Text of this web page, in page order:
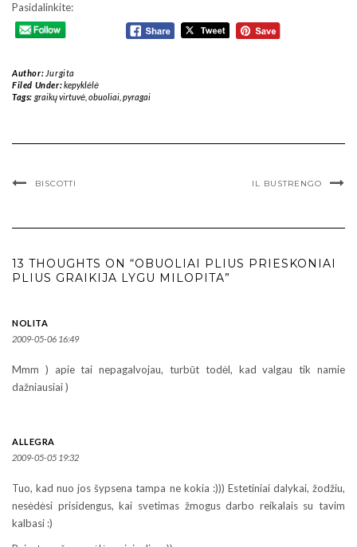
Pasidalinkite:
Author: Jurgita
Filed Under:kepyklėlė
Tags: graikų virtuvė, obuoliai, pyragai
BISCOTTI IL BUSTRENGO
13 THOUGHTS ON “OBUOLIAI PLIUS PRIESKONIAI
PLIUS GRAIKIJA LYGU MILOPITA”
NOLITA
2009-05-06 16:49
Mmm ) apie tai nepagalvojau, turbūt todėl, kad valgau tik namie
dažniausiai )
ALLEGRA
2009-05-05 19:32
Tuo, kad nuo jos šypsena tampa ne kokia :))) Estetiniai dalykai, žodžiu,
nesėdėsi prisidengus, kai svetimas žmogus darbo reikalais su tavim
kalbasi :)